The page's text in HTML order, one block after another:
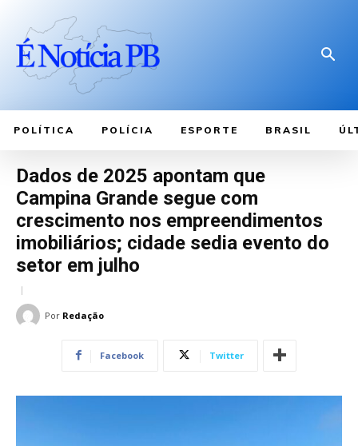
POLÍTICA POLÍCIA ESPORTE BRASIL
Dados de 2025 apontam que
Campina Grande segue com
crescimento nos empreendimentos
imobiliários; cidade sedia evento do
setor em julho
Por Redação
Facebook Twitter